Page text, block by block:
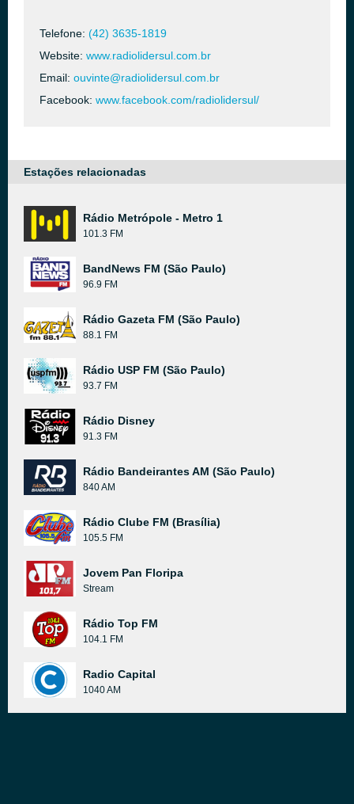
Telefone: (42) 3635-1819
Website: www.radiolidersul.com.br
Email: ouvinte@radiolidersul.com.br
Facebook: www.facebook.com/radiolidersul/
Estações relacionadas
Rádio Metrópole - Metro 1
101.3 FM
BandNews FM (São Paulo)
96.9 FM
Rádio Gazeta FM (São Paulo)
88.1 FM
Rádio USP FM (São Paulo)
93.7 FM
Rádio Disney
91.3 FM
Rádio Bandeirantes AM (São Paulo)
840 AM
Rádio Clube FM (Brasília)
105.5 FM
Jovem Pan Floripa
Stream
Rádio Top FM
104.1 FM
Radio Capital
1040 AM